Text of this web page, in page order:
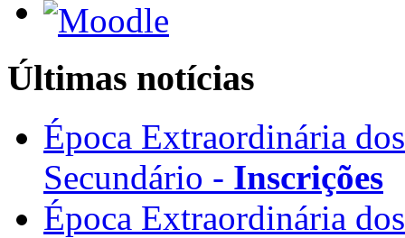
Últimas notícias
Época Extraordinária
Secundário - Inscrições
Época Extraordinária